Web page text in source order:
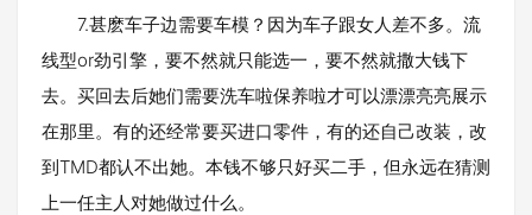
7.甚麽车子边需要车模？因为车子跟女人差不多。流
线型or劲引擎，要不然就只能选一，要不然就撒大钱下
去。买回去后她们需要洗车啦保养啦才可以漂漂亮亮展示
在那里。有的还经常要买进口零件，有的还自己改装，改
到TMD都认不出她。本钱不够只好买二手，但永远在猜测
上一任主人对她做过什么。